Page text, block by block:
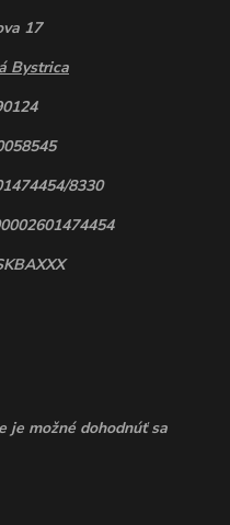
17
Bystrica
8330
je možné dohodnúť sa